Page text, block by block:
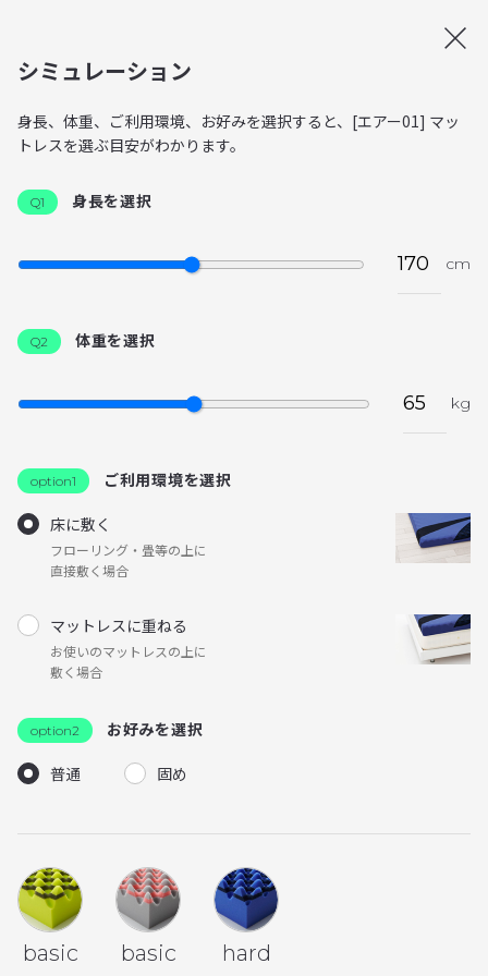
シミュレーション
身長、体重、ご利用環境、お好みを選択すると、[エアー01] マッ
トレスを選ぶ目安がわかります。
Q1 身長を選択
cm
Q2 体重を選択
kg
option1 ご利用環境を選択
床に敷く
フローリング・畳等の上に
直接敷く場合
マットレスに重ねる
お使いのマットレスの上に
敷く場合
option2 お好みを選択
普通 固め
basic basic hard